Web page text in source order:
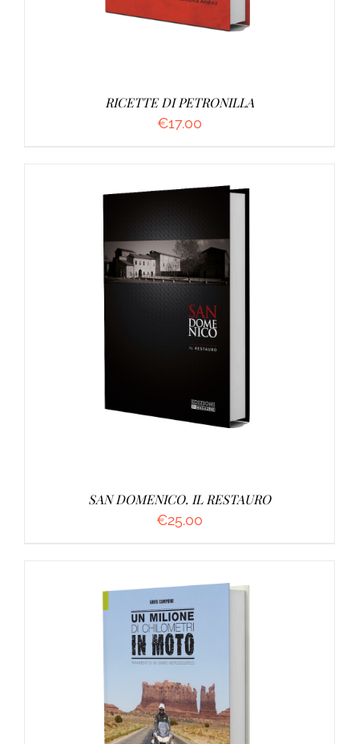
RICETTE DI PETRONILLA
€17.00
AGGIUNGI AL CARRELLO /
SAN DOMENICO. IL RESTAURO
€25.00
AGGIUNGI AL CARRELLO /